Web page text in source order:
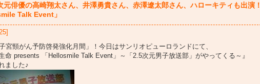
元俳優の高崎翔太さん、井澤勇貴さん、赤澤遼太郎さん、ハローキティも出演！
Talk Event」
宮頸がん予防啓発強化月間」！今日はサンリオピューロランドにて、
命 presents 「Hellosmile Talk Event」～「2.5次元男子放送部」がやってくる～』
ました♪